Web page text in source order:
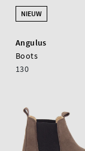
NIEUW
Angulus
Boots
130